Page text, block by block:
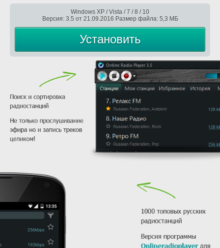
Windows XP / Vista / 7 / 8 / 10
Версия: 3.5 от 21.09.2016 Размер файла: 5,3 МБ
Установить